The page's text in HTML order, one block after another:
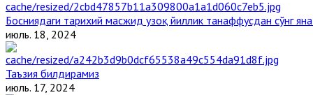
Босниядаги тарихий масжид узоқ йиллик танаффусдан сўнг
июль. 18, 2024
Таъзия билдирамиз
июль. 17, 2024